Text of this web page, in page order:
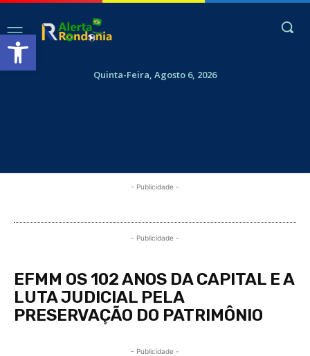
Abrir a barra de ferramentas
Quinta-Feira, Agosto 6, 2026
- Publicidade -
- Publicidade -
EFMM OS 102 ANOS DA CAPITAL E A
LUTA JUDICIAL PELA
PRESERVAÇÃO DO PATRIMÔNIO
- Publicidade -